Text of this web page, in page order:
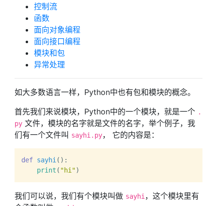
控制流
函数
面向对象编程
面向接口编程
模块和包
异常处理
如大多数语言一样，Python中也有包和模块的概念。
首先我们来说模块，Python中的一个模块，就是一个 .
py 文件，模块的名字就是文件的名字，举个例子，我
们有一个文件叫 sayhi.py， 它的内容是：
def sayhi ():
print ( "hi"
我们可以说，我们有个模块叫做 sayhi ，这个模块里有